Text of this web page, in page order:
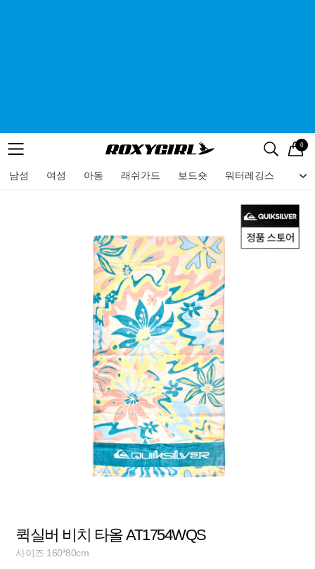
메뉴 검색
로고 0
남성 여성 아동 래쉬가드 보드숏 워터레깅스 비
메뉴
퀵실버 비치 타올 AT1754WQS
사이즈 160*80cm